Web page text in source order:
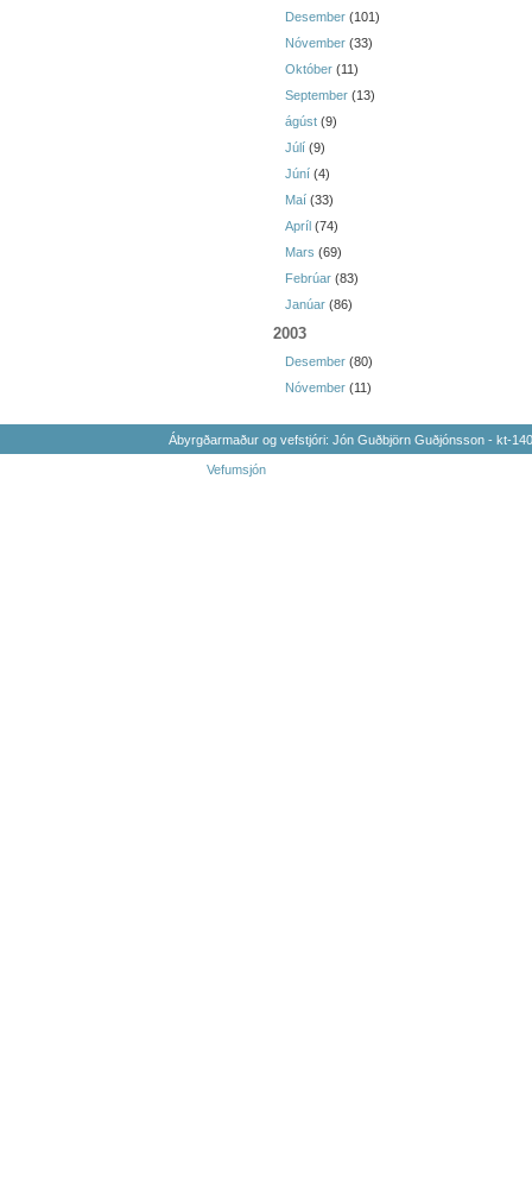
Desember (101)
Nóvember (33)
Október (11)
September (13)
ágúst (9)
Júlí (9)
Júní (4)
Maí (33)
Apríl (74)
Mars (69)
Febrúar (83)
Janúar (86)
2003
Desember (80)
Nóvember (11)
Ábyrgðarmaður og vefstjóri: Jón Guðbjörn Guðjónsson - kt-
Vefumsjón